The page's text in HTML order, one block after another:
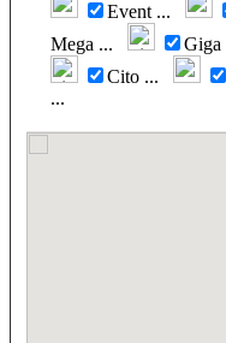
Event ...
Mega ... Giga
Cito ...
...